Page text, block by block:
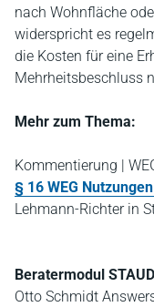
nach Wohnfläche
widerspricht es
die Kosten für eine
Mehrheitsbeschluss
Mehr zum Thema:
Kommentierung |
§ 16 WEG
Lehmann-Richter in
Beratermodul
Otto Schmidt